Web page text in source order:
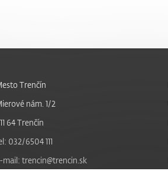
Trenčín
nám. 1/2
64 Trenčín
032/6504 111
mail: trencin@trencin.sk